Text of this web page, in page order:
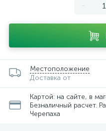
-
Местоположение
Доставка от
Картой: на сайте, в
Безналичный расчет.
Черепаха